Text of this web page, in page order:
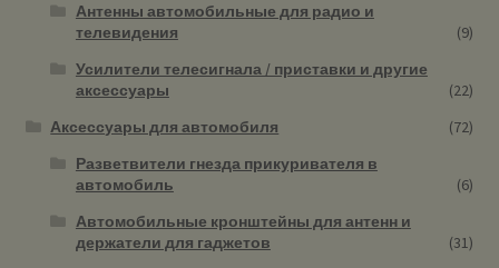
Антенны автомобильные для радио и
телевидения
(9)
Усилители телесигнала / приставки и другие
аксессуары
(22)
Аксессуары для автомобиля
(72)
Разветвители гнезда прикуривателя в
автомобиль
(6)
Автомобильные кронштейны для антенн и
держатели для гаджетов
(31)